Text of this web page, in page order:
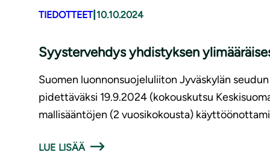
TIEDOTTEET| 10.10.2024
Syystervehdys yhdistyksen
Suomen luonnonsuojeluliiton Jyväskylän
pidettäväksi 19.9.2024 (kokouskutsu
mallisääntöjen (2 vuosikokousta)
LUE LISÄÄ